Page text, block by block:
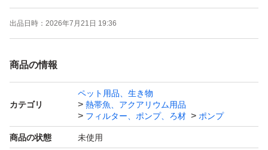
品者のように『如何なる理由でもクレームはお受けいたし
ません』という事はありません。
す。 普通の塩ビ管でも出品しています（少し安いで
L型ホースと取外し可の結束バンド添付します。 エアーコ
ック位置、角度は多少のバラツキあります（写真はサンプ
ルですが ほぼ同等です）。 塩ビ管、ホースは部分的に印
出品日時： 2026年7月21日 19:36
商品の情報
カテゴリ
ペット用品、生き物
熱帯魚、アクアリウム用品
フィルター、ポンプ、ろ材
ポンプ
商品の状態 未使用